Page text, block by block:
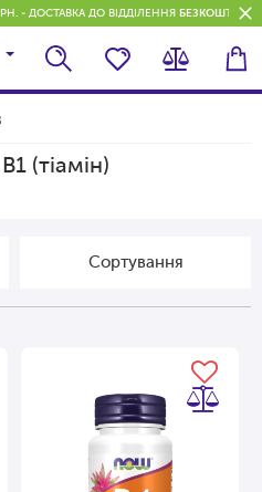
- ДОСТАВКА ДО ВІДДІЛЕННЯ
(тіамін)
Сортування